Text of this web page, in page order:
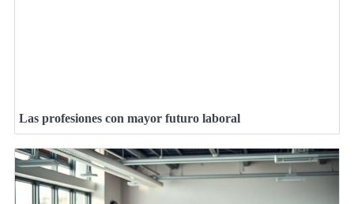
Las profesiones con mayor futuro laboral